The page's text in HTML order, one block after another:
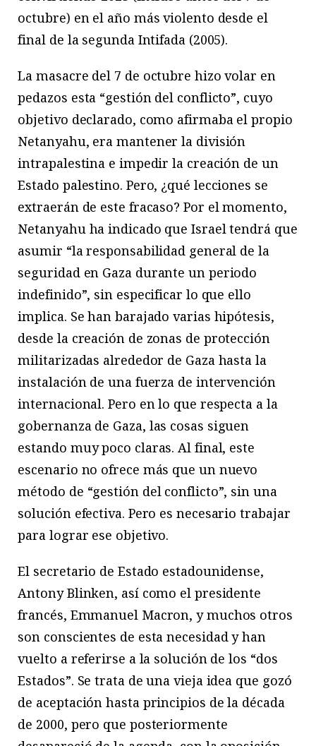
octubre) en el año más violento desde el
final de la segunda Intifada (2005).
La masacre del 7 de octubre hizo volar en
pedazos esta “gestión del conflicto”, cuyo
objetivo declarado, como afirmaba el propio
Netanyahu, era mantener la división
intrapalestina e impedir la creación de un
Estado palestino. Pero, ¿qué lecciones se
extraerán de este fracaso? Por el momento,
Netanyahu ha indicado que Israel tendrá que
asumir “la responsabilidad general de la
seguridad en Gaza durante un periodo
indefinido”, sin especificar lo que ello
implica. Se han barajado varias hipótesis,
desde la creación de zonas de protección
militarizadas alrededor de Gaza hasta la
instalación de una fuerza de intervención
internacional. Pero en lo que respecta a la
gobernanza de Gaza, las cosas siguen
estando muy poco claras. Al final, este
escenario no ofrece más que un nuevo
método de “gestión del conflicto”, sin una
solución efectiva. Pero es necesario trabajar
para lograr ese objetivo.
El secretario de Estado estadounidense,
Antony Blinken, así como el presidente
francés, Emmanuel Macron, y muchos otros
son conscientes de esta necesidad y han
vuelto a referirse a la solución de los “dos
Estados”. Se trata de una vieja idea que gozó
de aceptación hasta principios de la década
de 2000, pero que posteriormente